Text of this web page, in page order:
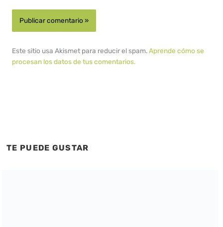
Este sitio usa Akismet para reducir el spam.Aprende cómo se
procesan los datos de tus comentarios.
TE PUEDE GUSTAR